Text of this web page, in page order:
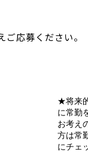
応募ください。
★将来
に常勤
お考え
方は常
にチェ